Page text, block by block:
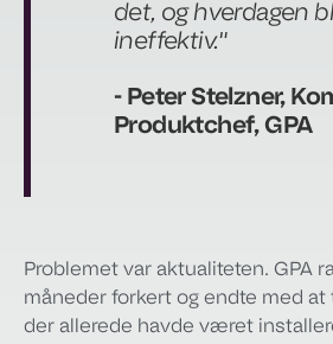
det, og hverdagen
ineffektiv."
- Peter Stelzner,
Produktchef, GPA
Problemet var aktualiteten. GPA
måneder forkert og endte med at
der allerede havde været